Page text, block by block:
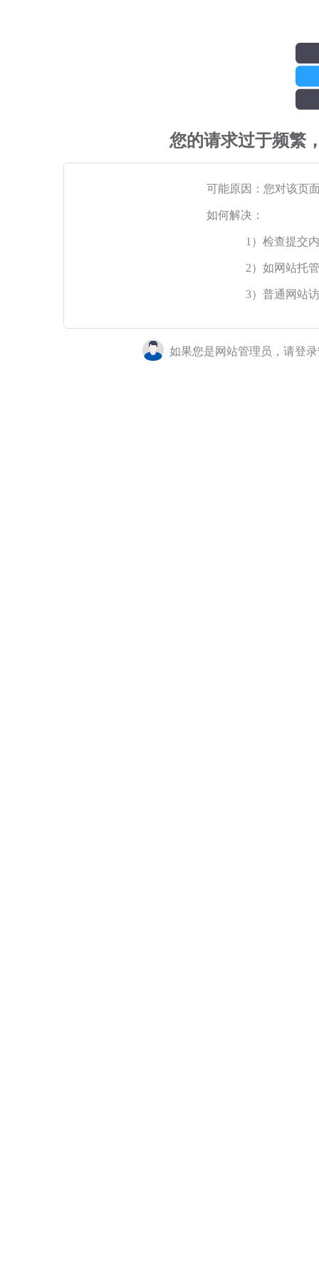
您的请求过于频繁
可能原因：您对该页
如何解决：
1）检查提交
2）如网站托
3）普通网站
如果您是网站管理员，请登